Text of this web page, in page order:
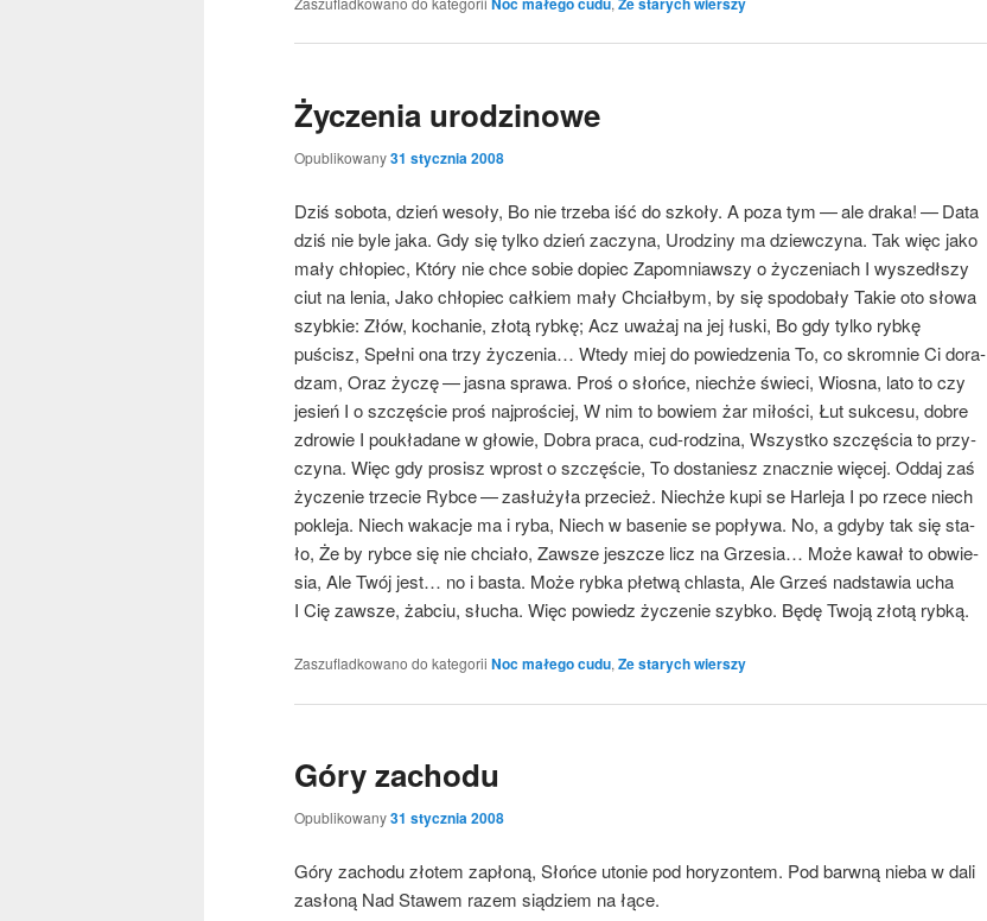
Życzenia urodzinowe
Opublikowany31 stycznia 2008
Dziś sobo­ta, dzień weso­ły, Bo nie trze­ba iść do szko­ły. A poza tym — ale dra­ka! — Data
dziś nie byle jaka. Gdy się tyl­ko dzień zaczy­na, Uro­dzi­ny ma dziew­czy­na. Tak więc jako
mały chło­piec, Któ­ry nie chce sobie dopiec Zapo­mniaw­szy o życze­niach I wyszedł­szy
ciut na lenia, Jako chło­piec cał­kiem mały Chciał­bym, by się spodo­ba­ły Takie oto sło­wa
szyb­kie: Złów, kocha­nie, zło­tą ryb­kę; Acz uwa­żaj na jej łuski, Bo gdy tyl­ko ryb­kę
puścisz, Speł­ni ona trzy życze­nia… Wte­dy miej do powie­dze­nia To, co skrom­nie Ci dora­
dzam, Oraz życzę — jasna spra­wa. Proś o słoń­ce, niech­że świe­ci, Wio­sna, lato to czy
jesień I o szczę­ście proś naj­pro­ściej, W nim to bowiem żar miło­ści, Łut suk­ce­su, dobre
zdro­wie I poukła­da­ne w gło­wie, Dobra pra­ca, cud-rodzi­na, Wszyst­ko szczę­ścia to przy­
czy­na. Więc gdy pro­sisz wprost o szczę­ście, To dosta­niesz znacz­nie wię­cej. Oddaj zaś
życze­nie trze­cie Ryb­ce — zasłu­ży­ła prze­cież. Niech­że kupi se Har­le­ja I po rze­ce niech
pokle­ja. Niech waka­cje ma i ryba, Niech w base­nie se popły­wa. No, a gdy­by tak się sta­
ło, Że by ryb­ce się nie chcia­ło, Zawsze jesz­cze licz na Grze­sia… Może kawał to obwie­
sia, Ale Twój jest… no i basta. Może ryb­ka płe­twą chla­sta, Ale Grześ nad­sta­wia ucha
I Cię zawsze, żab­ciu, słu­cha. Więc powiedz życze­nie szyb­ko. Będę Two­ją zło­tą rybką.
Zaszufladkowano do kategorii Noc małego cudu, Ze starych wierszy
Góry zachodu
Opublikowany31 stycznia 2008
Góry zacho­du zło­tem zapło­ną, Słoń­ce uto­nie pod hory­zon­tem. Pod barw­ną nie­ba w dali
zasło­ną Nad Sta­wem razem sią­dziem na łące.